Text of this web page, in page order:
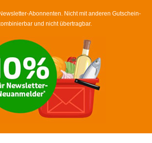
Abonnenten. Nicht mit anderen Gutschein-
und nicht übertragbar.